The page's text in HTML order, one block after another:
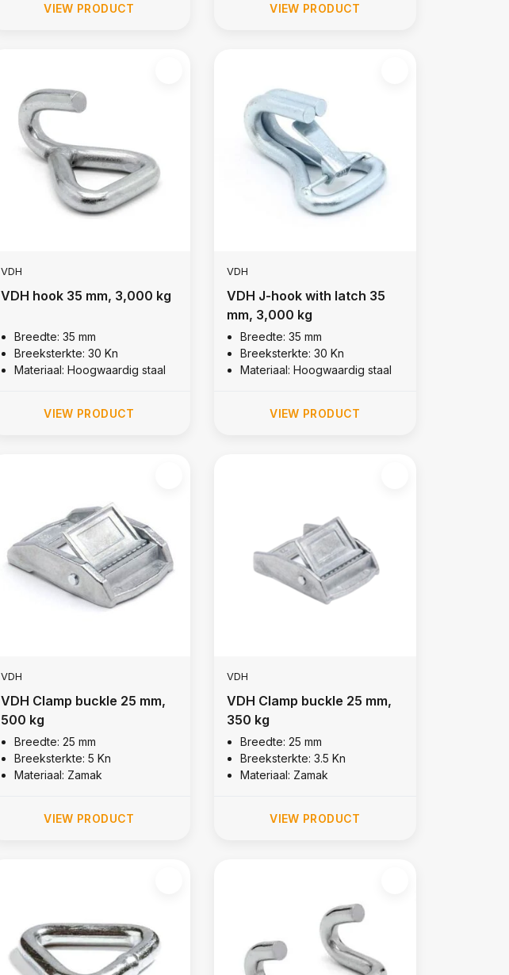
VIEW PRODUCT VIEW PRODUCT
VDH
VDH hook 35 mm, 3,000 kg
Breedte: 35 mm
Breeksterkte: 30 Kn
Materiaal: Hoogwaardig staal
VIEW PRODUCT
VDH
VDH J-hook with latch 35
mm, 3,000 kg
Breedte: 35 mm
Breeksterkte: 30 Kn
Materiaal: Hoogwaardig staal
VIEW PRODUCT
VDH
VDH Clamp buckle 25 mm,
500 kg
Breedte: 25 mm
Breeksterkte: 5 Kn
Materiaal: Zamak
VIEW PRODUCT
VDH
VDH Clamp buckle 25 mm,
350 kg
Breedte: 25 mm
Breeksterkte: 3.5 Kn
Materiaal: Zamak
VIEW PRODUCT